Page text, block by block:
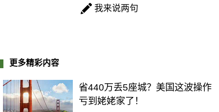
我来说两句
更多精彩内容
省440万丢5座城？美国这波操作
亏到姥姥家了！